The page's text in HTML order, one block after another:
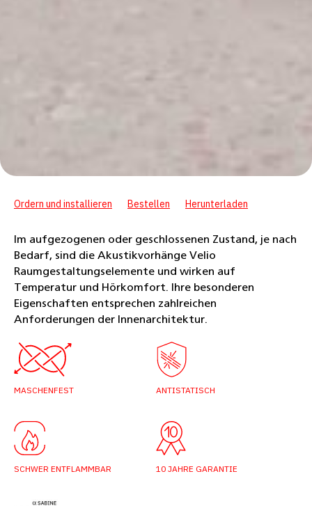
Ordern und installieren Bestellen Herunterladen
Im aufgezogenen oder geschlossenen Zustand, je nach
Bedarf, sind die Akustikvorhänge Velio
Raumgestaltungselemente und wirken auf
Temperatur und Hörkomfort. Ihre besonderen
Eigenschaften entsprechen zahlreichen
Anforderungen der Innenarchitektur.
MASCHENFEST ANTISTATISCH
SCHWER ENTFLAMMBAR 10 JAHRE GARANTIE